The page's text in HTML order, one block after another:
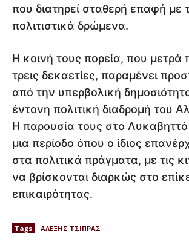
που διατηρεί σταθερή επαφή με
πολιτιστικά δρώμενα.
Η κοινή τους πορεία, που
τρεις δεκαετίες, παραμένει
από την υπερβολική
έντονη πολιτική διαδρομή του
Η παρουσία τους στο Λυκαβηττό
μια περίοδο όπου ο ίδιος
στα πολιτικά πράγματα, με τις
να βρίσκονται διαρκώς στο
επικαιρότητας.
Tags ΑΛΕΞΗΣ ΤΣΙΠΡΑΣ